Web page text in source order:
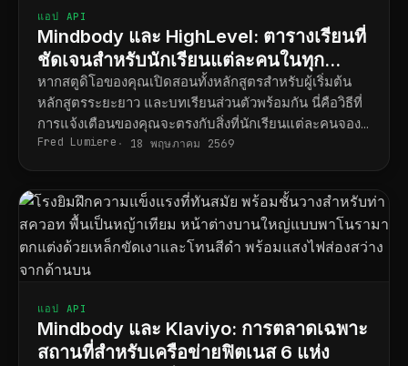
แอป API
Mindbody และ HighLevel: ตารางเรียนที่
ชัดเจนสำหรับนักเรียนแต่ละคนในทุก
หลักสูตร
หากสตูดิโอของคุณเปิดสอนทั้งหลักสูตรสำหรับผู้เริ่มต้น
หลักสูตรระยะยาว และบทเรียนส่วนตัวพร้อมกัน นี่คือวิธีที่
การแจ้งเตือนของคุณจะตรงกับสิ่งที่นักเรียนแต่ละคนจอง
ไว้จริง
Fred Lumiere 18 พฤษภาคม 2569
แอป API
Mindbody และ Klaviyo: การตลาดเฉพาะ
สถานที่สำหรับเครือข่ายฟิตเนส 6 แห่ง